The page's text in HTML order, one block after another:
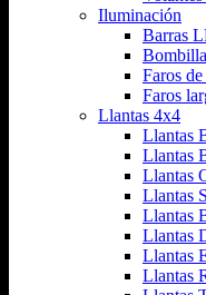
Iluminación
Barras
Faros
Faros
Llantas 4x4
Llantas
Llantas
Llantas
Llantas
Llantas
Llantas
Llantas
Llantas